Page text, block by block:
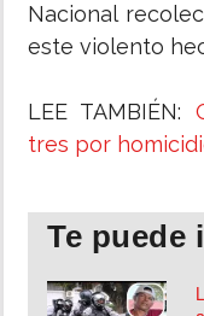
Nacional
este violento
LEE TAMBIÉN:
tres por
Te puede